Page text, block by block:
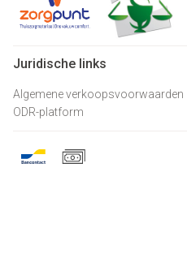
Juridische links
Algemene verkoopsvoorwaarden
ODR-platform